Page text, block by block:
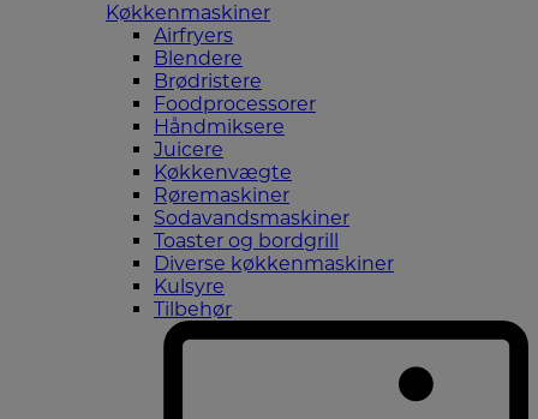
Køkkenmaskiner
Airfryers
Blendere
Brødristere
Foodprocessorer
Håndmiksere
Juicere
Køkkenvægte
Røremaskiner
Sodavandsmaskiner
Toaster og bordgrill
Diverse køkkenmaskiner
Kulsyre
Tilbehør